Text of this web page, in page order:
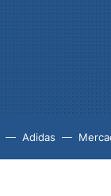
Adidas